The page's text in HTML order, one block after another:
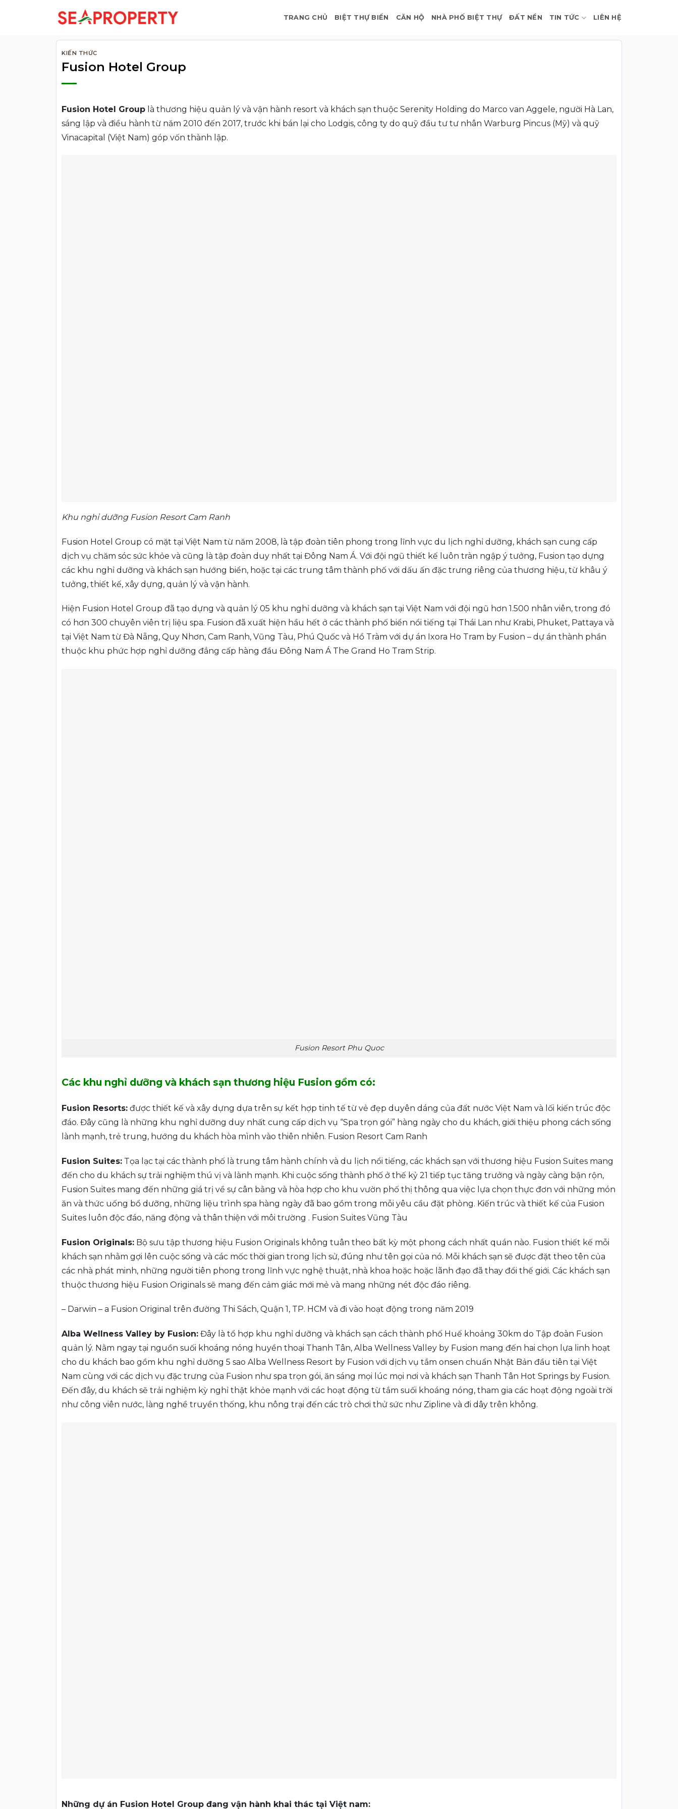
TRANG CHỦ BIỆT THỰ BIỂN CĂN HỘ NHÀ PHỐ BIỆT THỰ ĐẤT NỀN TIN TỨC LIÊN HỆ
KIẾN THỨC
Fusion Hotel Group
Fusion Hotel Group là thương hiệu quản lý và vận hành resort và khách sạn thuộc Serenity Holding do Marco van Aggele, người Hà Lan,
sáng lập và điều hành từ năm 2010 đến 2017, trước khi bán lại cho Lodgis, công ty do quỹ đầu tư tư nhân Warburg Pincus (Mỹ) và quỹ
Vinacapital (Việt Nam) góp vốn thành lập.
Khu nghỉ dưỡng Fusion Resort Cam Ranh
Fusion Hotel Group có mặt tại Việt Nam từ năm 2008, là tập đoàn tiên phong trong lĩnh vực du lịch nghỉ dưỡng, khách sạn cung cấp
dịch vụ chăm sóc sức khỏe và cũng là tập đoàn duy nhất tại Đông Nam Á. Với đội ngũ thiết kế luôn tràn ngập ý tưởng, Fusion tạo dựng
các khu nghỉ dưỡng và khách sạn hướng biển, hoặc tại các trung tâm thành phố với dấu ấn đặc trưng riêng của thương hiệu, từ khâu ý
tưởng, thiết kế, xây dựng, quản lý và vận hành.
Hiện Fusion Hotel Group đã tạo dựng và quản lý 05 khu nghỉ dưỡng và khách sạn tại Việt Nam với đội ngũ hơn 1.500 nhân viên, trong đó
có hơn 300 chuyên viên trị liệu spa. Fusion đã xuất hiện hầu hết ở các thành phố biển nổi tiếng tại Thái Lan như Krabi, Phuket, Pattaya và
tại Việt Nam từ Đà Nẵng, Quy Nhơn, Cam Ranh, Vũng Tàu, Phú Quốc và Hồ Tràm với dự án Ixora Ho Tram by Fusion – dự án thành phần
thuộc khu phức hợp nghỉ dưỡng đẳng cấp hàng đầu Đông Nam Á The Grand Ho Tram Strip.
Fusion Resort Phu Quoc
Các khu nghỉ dưỡng và khách sạn thương hiệu Fusion gồm có:
Fusion Resorts: được thiết kế và xây dựng dựa trên sự kết hợp tinh tế từ vẻ đẹp duyên dáng của đất nước Việt Nam và lối kiến trúc độc
đáo. Đây cũng là những khu nghỉ dưỡng duy nhất cung cấp dịch vụ “Spa trọn gói” hàng ngày cho du khách, giới thiệu phong cách sống
lành mạnh, trẻ trung, hướng du khách hòa mình vào thiên nhiên. Fusion Resort Cam Ranh
Fusion Suites: Tọa lạc tại các thành phố là trung tâm hành chính và du lịch nổi tiếng, các khách sạn với thương hiệu Fusion Suites mang
đến cho du khách sự trải nghiệm thú vị và lành mạnh. Khi cuộc sống thành phố ở thế kỷ 21 tiếp tục tăng trưởng và ngày càng bận rộn,
Fusion Suites mang đến những giá trị về sự cân bằng và hòa hợp cho khu vườn phố thị thông qua việc lựa chọn thực đơn với những món
ăn và thức uống bổ dưỡng, những liệu trình spa hàng ngày đã bao gồm trong mỗi yêu cầu đặt phòng. Kiến trúc và thiết kế của Fusion
Suites luôn độc đáo, năng động và thân thiện với môi trường . Fusion Suites Vũng Tàu
Fusion Originals: Bộ sưu tập thương hiệu Fusion Originals không tuân theo bất kỳ một phong cách nhất quán nào. Fusion thiết kế mỗi
khách sạn nhằm gợi lên cuộc sống và các mốc thời gian trong lịch sử, đúng như tên gọi của nó. Mỗi khách sạn sẽ được đặt theo tên của
các nhà phát minh, những người tiên phong trong lĩnh vực nghệ thuật, nhà khoa hoặc hoặc lãnh đạo đã thay đổi thế giới. Các khách sạn
thuộc thương hiệu Fusion Originals sẽ mang đến cảm giác mới mẻ và mang những nét độc đáo riêng.
– Darwin – a Fusion Original trên đường Thi Sách, Quận 1, TP. HCM và đi vào hoạt động trong năm 2019
Alba Wellness Valley by Fusion: Đây là tổ hợp khu nghỉ dưỡng và khách sạn cách thành phố Huế khoảng 30km do Tập đoàn Fusion
quản lý. Nằm ngay tại nguồn suối khoáng nóng huyền thoại Thanh Tân, Alba Wellness Valley by Fusion mang đến hai chọn lựa linh hoạt
cho du khách bao gồm khu nghỉ dưỡng 5 sao Alba Wellness Resort by Fusion với dịch vụ tắm onsen chuẩn Nhật Bản đầu tiên tại Việt
Nam cùng với các dịch vụ đặc trưng của Fusion như spa trọn gói, ăn sáng mọi lúc mọi nơi và khách sạn Thanh Tân Hot Springs by Fusion.
Đến đây, du khách sẽ trải nghiệm kỳ nghỉ thật khỏe mạnh với các hoạt động từ tắm suối khoáng nóng, tham gia các hoạt động ngoài trời
như công viên nước, làng nghề truyền thống, khu nông trại đến các trò chơi thử sức như Zipline và đi dây trên không.
Những dự án Fusion Hotel Group đang vận hành khai thác tại Việt nam: